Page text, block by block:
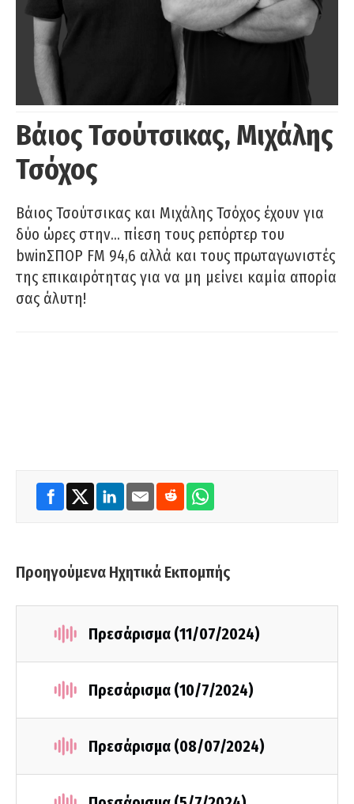
Βάιος Τσούτσικας, Μιχάλης
Τσόχος
Βάιος Τσούτσικας και Μιχάλης Τσόχος έχουν για
δύο ώρες στην… πίεση τους ρεπόρτερ του
bwinΣΠΟΡ FM 94,6 αλλά και τους πρωταγωνιστές
της επικαιρότητας για να μη μείνει καμία απορία
σας άλυτη!
Προηγούμενα Ηχητικά Εκπομπής
Πρεσάρισμα (11/07/2024)
Πρεσάρισμα (10/7/2024)
Πρεσάρισμα (08/07/2024)